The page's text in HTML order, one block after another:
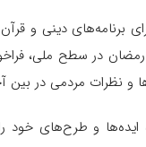
برنامه‌های دینی و
ایده‌ها و طرح‌های